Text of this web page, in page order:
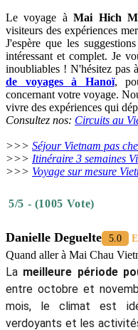
Le voyage àMai Hich
visiteurs des expériences
J'espère que les
intéressant et complet. Je
inoubliables ! N'hésitez pas
de voyages à Hanoï,
concernant votre voyage.
vivre des expériences qui
Consultez nos: Circuits au
>>> Séjour Vietnam pas
>>> Itinéraire 3 semaines
>>> Voyage sur mesure
5/5 - (1005 Vote)
Danielle Deguelte 5.0
Quand aller à Mai Chau
La meilleure période
entre octobre et
mois, le climat est
verdoyants et les